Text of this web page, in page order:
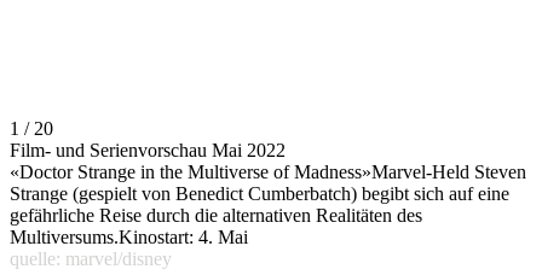
1 / 20
Film- und Serienvorschau Mai 2022
«Doctor Strange in the Multiverse of Madness»Marvel-Held Steven
Strange (gespielt von Benedict Cumberbatch) begibt sich auf eine
gefährliche Reise durch die alternativen Realitäten des
Multiversums.Kinostart: 4. Mai
quelle: marvel/disney